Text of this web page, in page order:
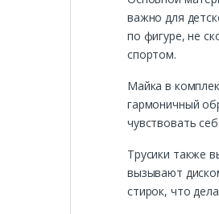
важно для
по фигуре, не
спортом.
Майка в
гармоничный
чувствовать
Трусики также
вызывают
стирок, что